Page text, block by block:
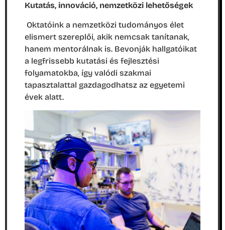
Kutatás, innováció, nemzetközi lehetőségek
Oktatóink a nemzetközi tudományos élet
elismert szereplői, akik nemcsak tanítanak,
hanem mentorálnak is. Bevonják hallgatóikat
a legfrissebb kutatási és fejlesztési
folyamatokba, így valódi szakmai
tapasztalattal gazdagodhatsz az egyetemi
évek alatt.